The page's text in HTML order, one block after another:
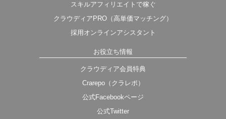
スキルアフィリエイトで稼ぐ
クラウディアPRO（高単価マッチング）
採用オンラインアシスタント
お役立ち情報
クラウディア会員特典
Crarepo（クラレポ）
公式Facebookページ
公式Twitter